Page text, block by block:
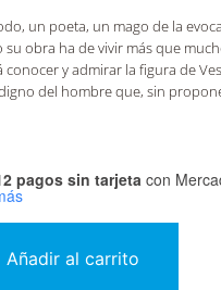
un poeta, un mago de la
su obra ha de vivir más que
conocer y admirar la figura de
del hombre que, sin
pagos sin tarjeta con
Añadir al carrito